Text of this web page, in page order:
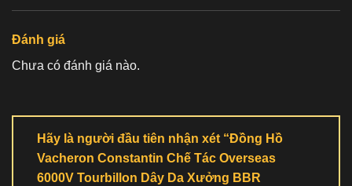
Đánh giá
Chưa có đánh giá nào.
Hãy là người đầu tiên nhận xét “Đồng Hồ
Vacheron Constantin Chế Tác Overseas
6000V Tourbillon Dây Da Xưởng BBR